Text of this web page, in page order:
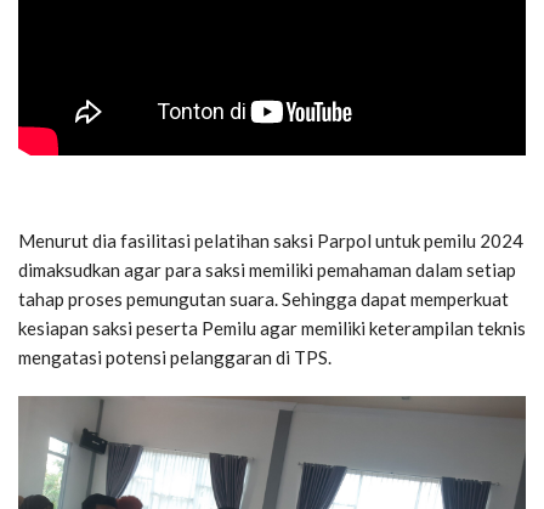
Menurut dia fasilitasi pelatihan saksi Parpol untuk pemilu 2024
dimaksudkan agar para saksi memiliki pemahaman dalam setiap
tahap proses pemungutan suara. Sehingga dapat memperkuat
kesiapan saksi peserta Pemilu agar memiliki keterampilan teknis
mengatasi potensi pelanggaran di TPS.